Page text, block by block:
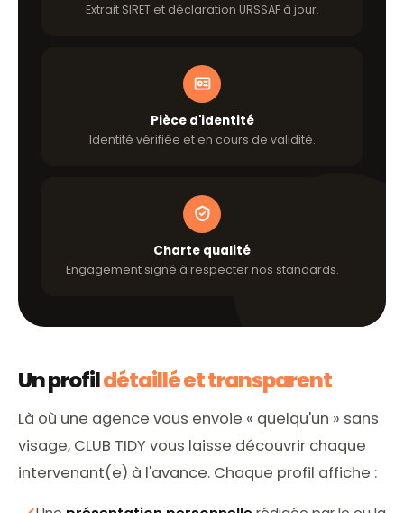
Extrait SIRET et déclaration URSSAF à jour.
Pièce d'identité
Identité vérifiée et en cours de validité.
Charte qualité
Engagement signé à respecter nos standards.
Un profildétaillé et transparent
Là où une agence vous envoie « quelqu'un » sans
visage, CLUB TIDY vous laisse découvrir chaque
intervenant(e) à l'avance. Chaque profil affiche :